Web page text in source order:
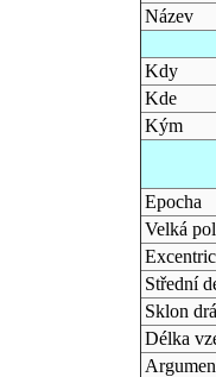
Název
Kdy
Kde
Kým
Epocha
Velká
Střední
Sklon
Délka